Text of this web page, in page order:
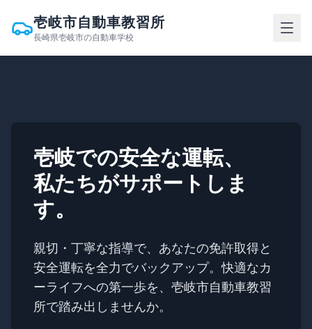
壱岐市自動車教習所
長崎県壱岐市の自動車学校
壱岐での安全な運転、
私たちがサポートしま
す。
親切・丁寧な指導で、あなたの免許取得と
安全運転を全力でバックアップ。快適なカ
ーライフへの第一歩を、壱岐市自動車教習
所で踏み出しませんか。